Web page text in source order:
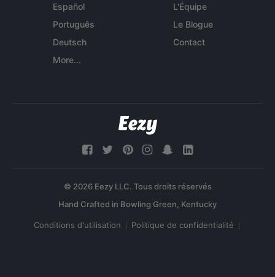
Español
Português
Deutsch
More...
L'Équipe
Le Blogue
Contact
© 2026 Eezy LLC. Tous droits réservés
Conditions d'utilisation Politique de confidentialité